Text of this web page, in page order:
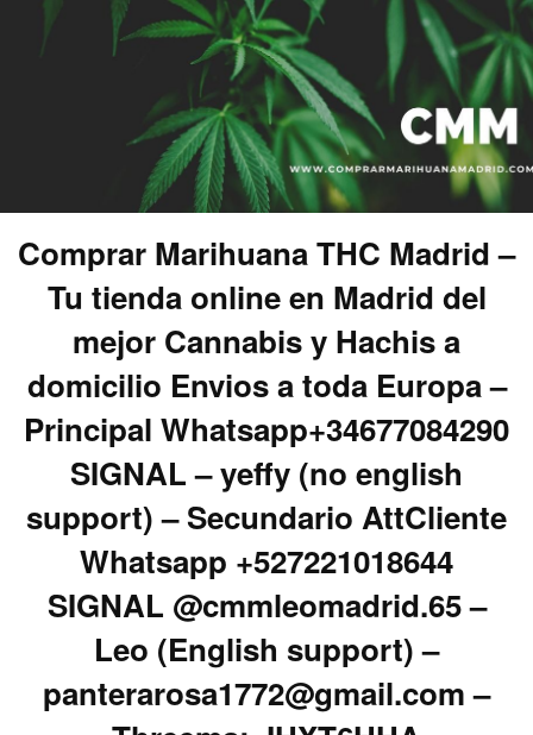
Comprar Marihuana THC Madrid –
Tu tienda online en Madrid del
mejor Cannabis y Hachis a
domicilio Envios a toda Europa –
Principal Whatsapp+34677084290
SIGNAL – yeffy (no english
support) – Secundario AttCliente
Whatsapp +527221018644
SIGNAL @cmmleomadrid.65 –
Leo (English support) –
panterarosa1772@gmail.com –